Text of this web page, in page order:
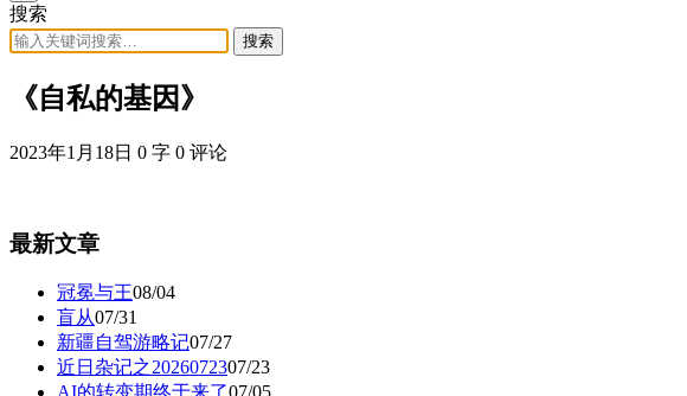
搜索
搜索
《自私的基因》
2023年1月18日 0 字 0 评论
最新文章
冠冕与王08/04
盲从07/31
新疆自驾游略记07/27
近日杂记之2026072307/23